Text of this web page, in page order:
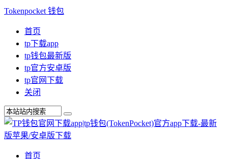
Tokenpocket 钱包
首页
tp下载app
tp钱包最新版
tp官方安卓版
tp官网下载
关闭
首页